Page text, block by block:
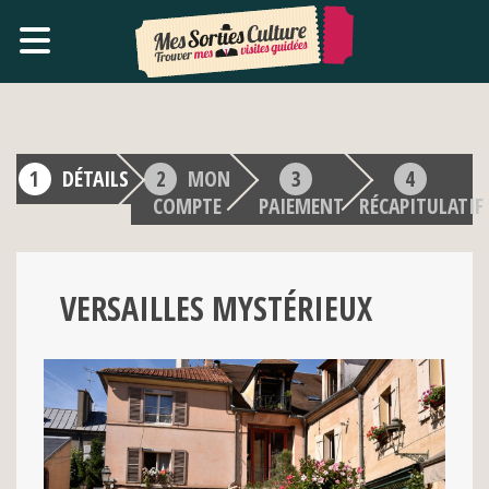
DÉTAILS
MON
COMPTE
PAIEMENT RÉCAPITULATIF
VERSAILLES MYSTÉRIEUX